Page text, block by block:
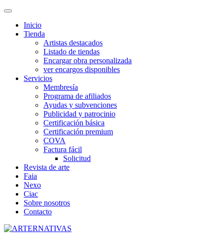
Inicio
Tienda
Artistas destacados
Listado de tiendas
Encargar obra personalizada
ver encargos disponibles
Servicios
Membresía
Programa de afiliados
Ayudas y subvenciones
Publicidad y patrocinio
Certificación básica
Certificación premium
COVA
Factura fácil
Solicitud
Revista de arte
Faia
Nexo
Ciac
Sobre nosotros
Contacto